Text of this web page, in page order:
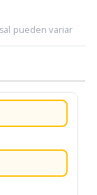
pueden variar